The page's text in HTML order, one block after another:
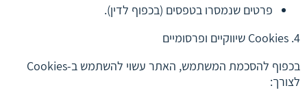
פרטים שנמסרו בטפסים (בכפוף לדין).
4. Cookies שיווקיים ופרסומיים
בכפוף להסכמת המשתמש, האתר עשוי להשתמש ב-Cookies
לצורך: